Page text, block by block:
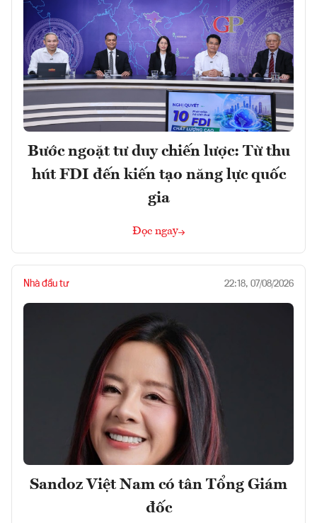
Bước ngoặt tư duy chiến lược: Từ thu
hút FDI đến kiến tạo năng lực quốc
gia
Đọc ngay
Nhà đầu tư 22:18, 07/08/2026
Sandoz Việt Nam có tân Tổng Giám
đốc